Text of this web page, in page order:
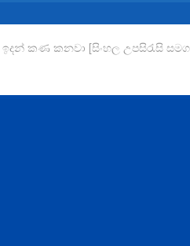
ඉදන් කණ කනවා [සිංහල උපසිරැසි